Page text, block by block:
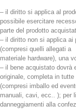
– il diritto si applica al
possibile esercitare
parte del prodotto
– il diritto non si applica ai
(compresi quelli allegati a
materiale hardware), una
– il bene acquistato dovrà
originale, completa in tutte
(compresi imballo ed
manuali, cavi, ecc.. ); per
danneggiamenti alla